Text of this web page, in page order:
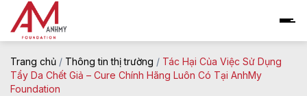
content
Trang chủ / Thông tin thị trường / Tác Hại Của Việc Sử Dụng
Tẩy Da Chết Giả – Cure Chính Hãng Luôn Có Tại AnhMy
Foundation